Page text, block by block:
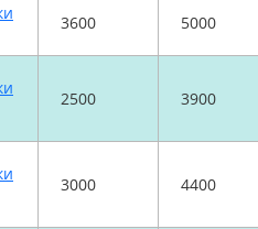
3600 5000
2500 3900
3000 4400